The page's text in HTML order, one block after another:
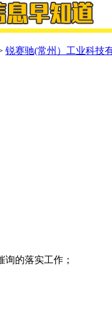
锐赛驰(常州）工业科技
的落实工作；